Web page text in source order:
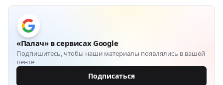
«Палач» в сервисах Google
Подпишитесь, чтобы наши материалы появлялись в вашей
ленте
Подписаться